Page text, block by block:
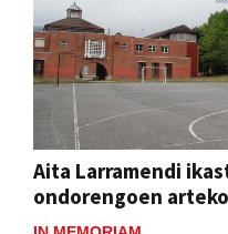
Aita Larramendi
ondorengoen